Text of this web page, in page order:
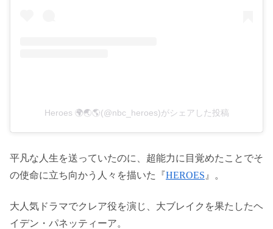
Heroes 🌍🌏🌎(@nbc_heroes)がシェアした投稿
平凡な人生を送っていたのに、超能力に目覚めたことでそ
の使命に立ち向かう人々を描いた『HEROES 』。
大人気ドラマでクレア役を演じ、大ブレイクを果たしたヘ
イデン・パネッティーア。